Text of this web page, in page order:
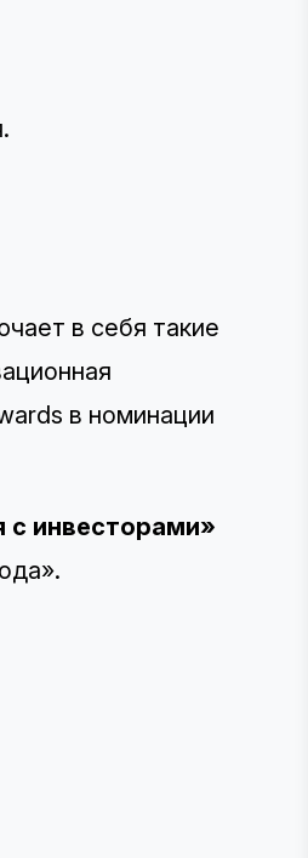
в себя такие
в номинации
с инвесторами»